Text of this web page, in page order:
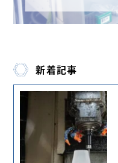
新着記事